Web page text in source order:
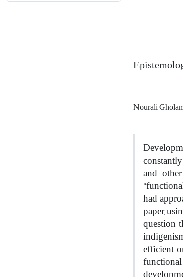
Nourali
and
had
paper,
question
efficient